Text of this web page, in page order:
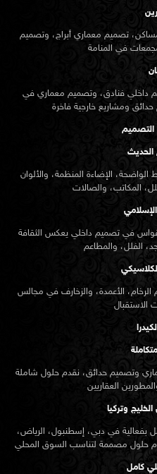
تصميم معماري أبراج، وتصميم
داخلي فنادق، وتصميم معماري في
الحديث
الإضاءة المنظمة، والألوان
في تصميم داخلي يعكس الثقافة
الرخام، الأعمدة، والزخارف في مجالس
وتصميم حدائق، نقدم حلول شاملة
وتركيا
بفعالية في دبي، إسطنبول، الرياض،
كامل